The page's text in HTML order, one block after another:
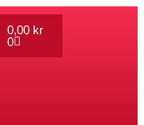
0,00 kr
0